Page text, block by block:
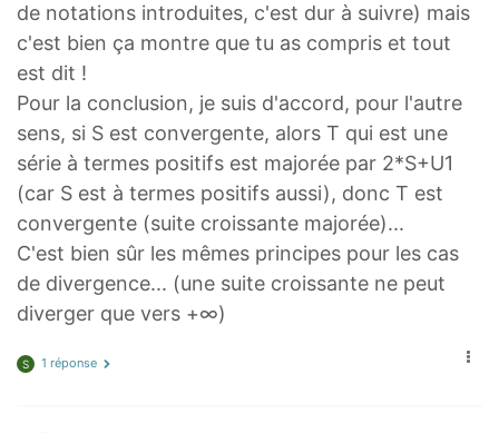
de notations introduites, c'est dur à suivre) mais
c'est bien ça montre que tu as compris et tout
est dit !
Pour la conclusion, je suis d'accord, pour l'autre
sens, si S est convergente, alors T qui est une
série à termes positifs est majorée par 2*S+U1
(car S est à termes positifs aussi), donc T est
convergente (suite croissante majorée)...
C'est bien sûr les mêmes principes pour les cas
de divergence... (une suite croissante ne peut
diverger que vers +∞)
S 1 réponse